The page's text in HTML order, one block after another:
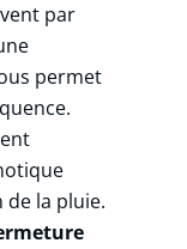
par
permet
de la pluie.